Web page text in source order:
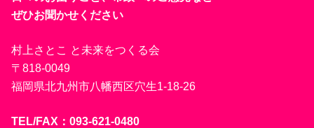
ぜひお聞かせください
村上さとこ と未来をつくる会
〒818-0049
福岡県北九州市八幡西区穴生1-18-26
TEL/FAX：093-621-0480